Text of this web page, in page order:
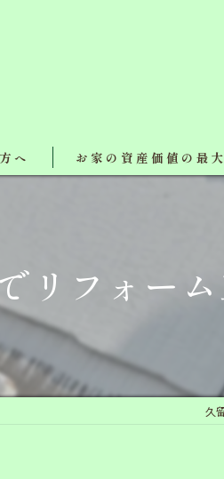
へ
事例
対策
お家の資産価値の最
リフォー
久